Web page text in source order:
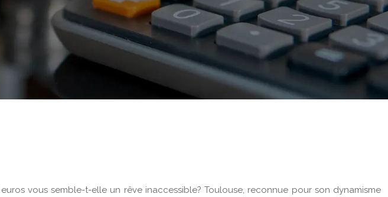
vous semble-t-elle un rêve inaccessible? Toulouse, reconnue pour son dynamisme